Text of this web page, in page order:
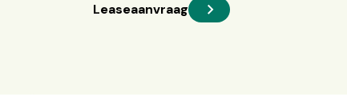
Leaseaanvraag